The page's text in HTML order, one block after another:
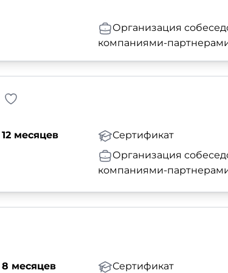
Организация
компаниями-
12 месяцев
Сертификат
Организация
компаниями-
8 месяцев
Сертификат